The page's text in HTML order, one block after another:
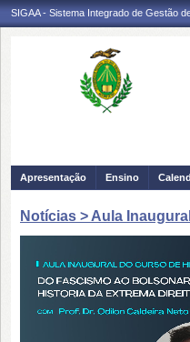
SIGAA - Sistema Integrado de Gestão
Apresentação Ensino
Notícias > Aula